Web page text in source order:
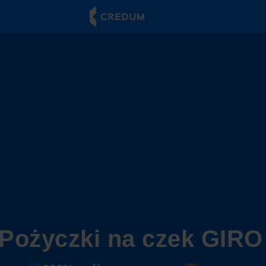
Pożyczki na czek GIRO